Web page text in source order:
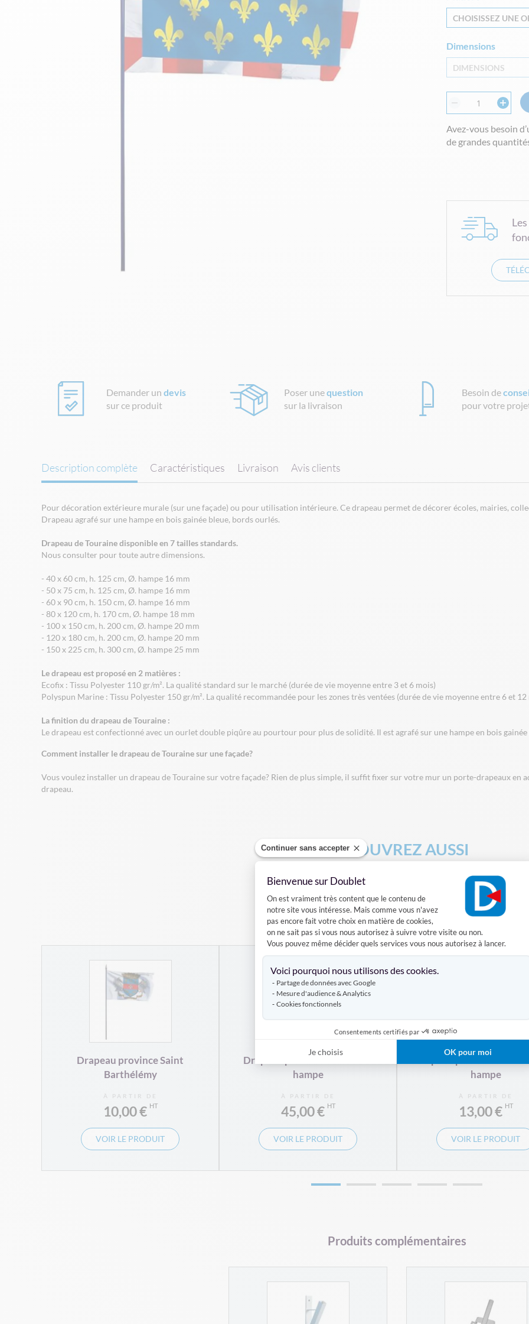
Continuer sans accepter
Bienvenue sur Doublet
Plateforme de Gestion du Consentement
On est vraiment très content que le contenu de
notre site vous intéresse. Mais comme vous n'avez
pas encore fait votre choix en matière de cookies,
on ne sait pas si vous nous autorisez à suivre votre visite ou non.
Vous pouvez même décider quels services vous nous autorisez à lancer.
Voici pourquoi nous utilisons des cookies.
Partage de données avec Google
Mesure d'audience & Analytics
Cookies fonctionnels
Consentements certifiés par
Je choisis OK pour moi
CHOISISSEZ UNE
Dimensions
DIMENSIONS
Avez-vous besoin
de grandes
Demander undevis
sur ce produit
Poser unequestion
sur la livraison
Besoin de
pour votre
Description complète
Pour décoration extérieure murale (sur une façade) ou pour utilisation intérieure. Ce drapeau permet de décorer écoles, mairies,
Drapeau agrafé sur une hampe en bois gainée bleue, bords ourlés.
Drapeau de Touraine disponible en 7 tailles standards.
Nous consulter pour toute autre dimensions.
- 40 x 60 cm, h. 125 cm, Ø. hampe 16 mm
- 50 x 75 cm, h. 125 cm, Ø. hampe 16 mm
- 60 x 90 cm, h. 150 cm, Ø. hampe 16 mm
- 80 x 120 cm, h. 170 cm, Ø. hampe 18 mm
- 100 x 150 cm, h. 200 cm, Ø. hampe 20 mm
- 120 x 180 cm, h. 200 cm, Ø. hampe 20 mm
- 150 x 225 cm, h. 300 cm, Ø. hampe 25 mm
Le drapeau est proposé en 2 matières :
Ecofix : Tissu Polyester 110 gr/m². La qualité standard sur le marché (durée de vie moyenne entre 3 et 6 mois)
Polyspun Marine : Tissu Polyester 150 gr/m². La qualité recommandée pour les zones très ventées (durée de vie moyenne entre 6 et 12
La finition du drapeau de Touraine :
Le drapeau est confectionné avec un ourlet double piqûre au pourtour pour plus de solidité. Il est agrafé sur une hampe en bois
Comment installer le drapeau de Touraine sur une façade?
Vous voulez installer un drapeau de Touraine sur votre façade? Rien de plus simple, il suffit fixer sur votre mur un porte-drapeaux
drapeau.
Caractéristiques Livraison Avis clients
DÉCOUVREZ AUSSI
DRAPEAU DE SUPPORTERS HAMPE DRAPEAU
Produits similaires
Drapeau province Saint
Barthélémy
À PARTIR DE
10,00 €
VOIR LE PRODUIT
Drapeau personnalisable sur
hampe
À PARTIR DE
45,00 €
VOIR LE PRODUIT
Drapeau province
hampe
À PARTIR DE
13,00 €
VOIR LE PRODUIT
Produits complémentaires